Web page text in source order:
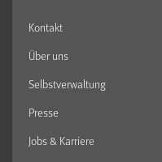
Kontakt
Über uns
Selbstverwaltung
Presse
Jobs & Karriere